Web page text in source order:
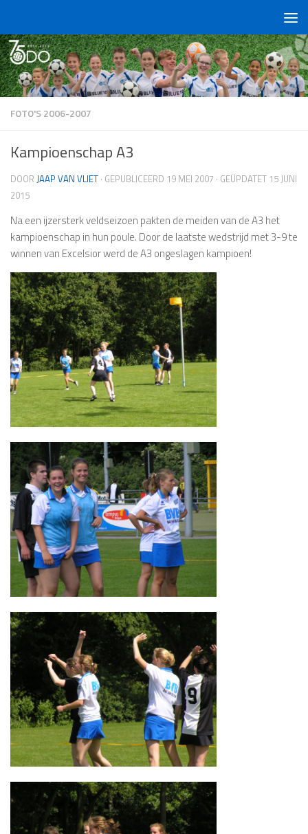
FOTO'S 2006-2007
Kampioenschap A3
DOOR JAAP VAN VLIET · GEPUBLICEERD 19 MEI 2007 · GEÜPDATET 15 JUNI
2015
Na een ijzersterk veldseizoen pakten de meiden van de A3 het
kampioenschap in hun poule. Door de laatste wedstrijd met 3-9 te
winnen van Excelsior werd de A3 ongeslagen kampioen!